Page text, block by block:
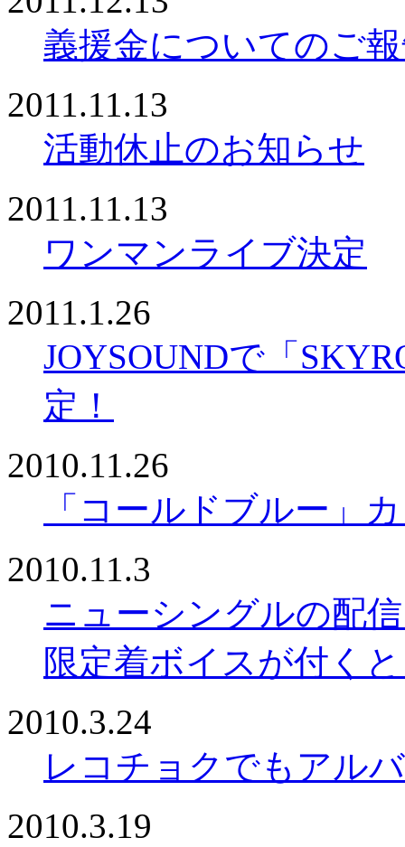
義援金についてのご
2011.11.13
活動休止のお知らせ
2011.11.13
ワンマンライブ決定
2011.1.26
JOYSOUNDで「
定！
2010.11.26
「コールドブルー」
2010.11.3
ニューシングルの配
限定着ボイスが付く
2010.3.24
レコチョクでもアル
2010.3.19